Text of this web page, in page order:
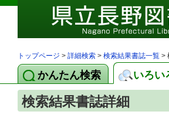
トップページ > 詳細検索 > 検索結果書誌一覧 >
かんたん検索 いろい
検索結果書誌詳細